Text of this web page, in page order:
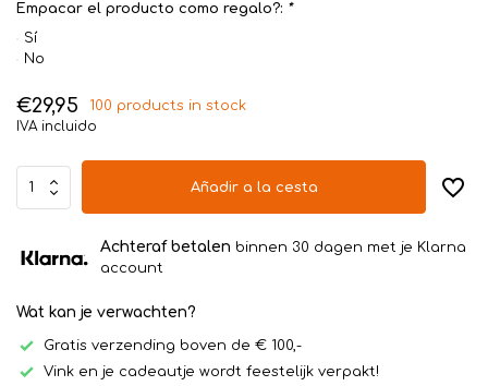
Empacar el producto como regalo?: *
Sí
No
€29,95
100 products in stock
IVA incluido
Añadir a la cesta
Achteraf betalen binnen 30 dagen met je Klarna
account
Wat kan je verwachten?
Gratis verzending boven de € 100,-
Vink en je cadeautje wordt feestelijk verpakt!